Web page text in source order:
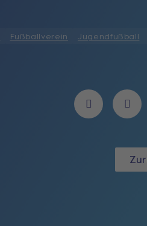
Fußballverein Jugendfußball